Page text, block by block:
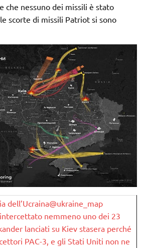
che nessuno dei missili è stato
scorte di missili Patriot si sono
dell’Ucraina@ukraine_map
intercettato nemmeno uno dei 23
lanciati su Kiev stasera perché
PAC-3, e gli Stati Uniti non ne